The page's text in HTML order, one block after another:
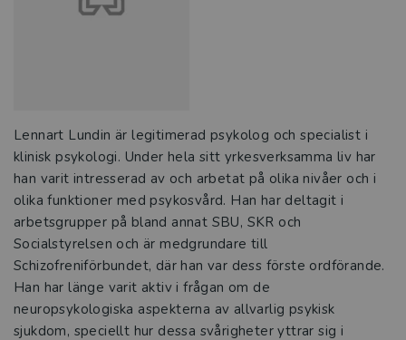
Lennart Lundin är legitimerad psykolog och specialist i
klinisk psykologi. Under hela sitt yrkesverksamma liv har
han varit intresserad av och arbetat på olika nivåer och i
olika funktioner med psykosvård. Han har deltagit i
arbetsgrupper på bland annat SBU, SKR och
Socialstyrelsen och är medgrundare till
Schizofreniförbundet, där han var dess förste ordförande.
Han har länge varit aktiv i frågan om de
neuropsykologiska aspekterna av allvarlig psykisk
sjukdom, speciellt hur dessa svårigheter yttrar sig i